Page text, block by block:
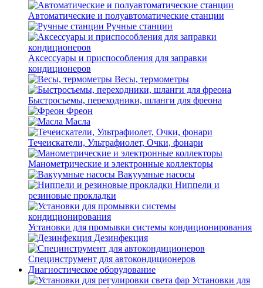
Автоматические и полуавтоматические станции
Ручные станции
Аксессуары и приспособления для заправки
кондиционеров
Весы, термометры
Быстросъемы, переходники, шланги для фреона
Фреон
Масла
Течеискатели, Ультрафиолет, Очки, фонари
Манометрические и электронные коллекторы
Вакуумные насосы
Ниппели и
резиновые прокладки
Установки для промывки системы кондиционирования
Дезинфекция
Специнструмент для автокондиционеров
Диагностическое оборудование
Установки для